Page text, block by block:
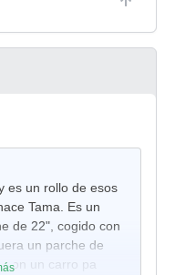
es un rollo de esos
Tama. Es un
de 22", cogido con
un parche de
un carro pa